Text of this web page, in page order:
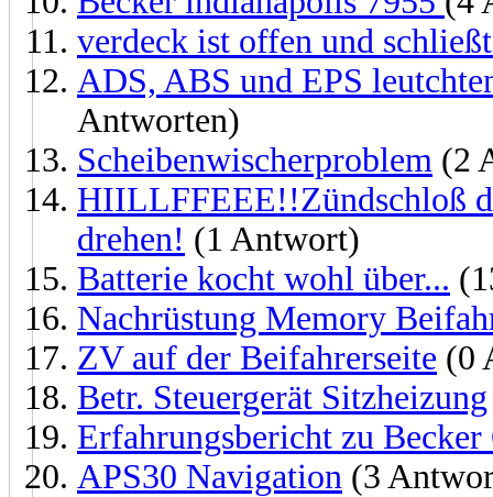
verdeck ist offen und
ADS, ABS und EPS
Antworten)
Scheibenwischerproblem (2
HIILLFFEEE!!Zündschloß
drehen! (1 Antwort)
Batterie kocht wohl über...
Nachrüstung Memory
ZV auf der Beifahrerseite (0
Betr. Steuergerät Sitzheizung
Erfahrungsbericht zu
APS30 Navigation (3